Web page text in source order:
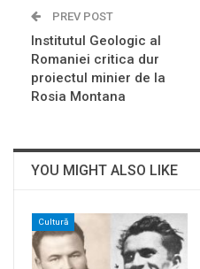
PREV POST
Institutul Geologic al
Romaniei critica dur
proiectul minier de la
Rosia Montana
YOU MIGHT ALSO LIKE
Cultură